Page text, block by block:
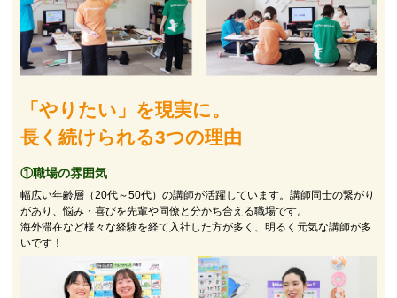
「やりたい」を現実に。
長く続けられる3つの理由
①職場の雰囲気
幅広い年齢層（20代～50代）の講師が活躍しています。講師同士の繋がり
があり、悩み・喜びを先輩や同僚と分かち合える職場です。
海外滞在など様々な経験を経て入社した方が多く、明るく元気な講師が多
いです！